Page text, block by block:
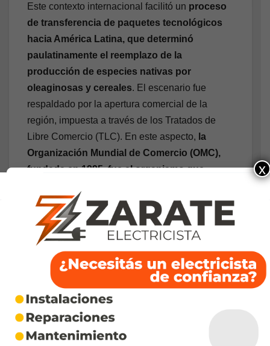
Este contexto internacional facilitó un proceso
de transferencia de paquetes tecnológicos
hacia América Latina, que determinó
paulatinamente el reemplazo de la
producción de especies nativas por
oleaginosas y cereales. El escenario fue
respaldado por la apertura comercial de la
región, impuesta a través de los Tratados de
Libre Comercio (TLC). En este aspecto, la
Organización Mundial de Comercio (OMC),
fundada en 1995, fue el organismo que
intercambios internacionales de bienes y
servicios en ese período. Entonces,la
agricultura y el agronegocio se fueron
consolidando como componentes
sustanciales del proceso mundial de
acumulación de capital
La soja, el ganado
x